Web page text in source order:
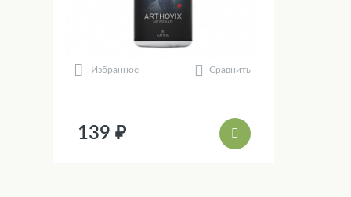
Избранное Сравнить
139 ₽